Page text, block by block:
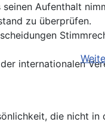
Aufenthalt
zu überprüfen.
internationalen
die nicht